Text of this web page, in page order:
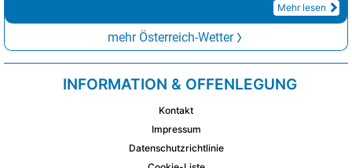
Mehr lesen
mehr Österreich-Wetter
INFORMATION & OFFENLEGUNG
Kontakt
Impressum
Datenschutzrichtlinie